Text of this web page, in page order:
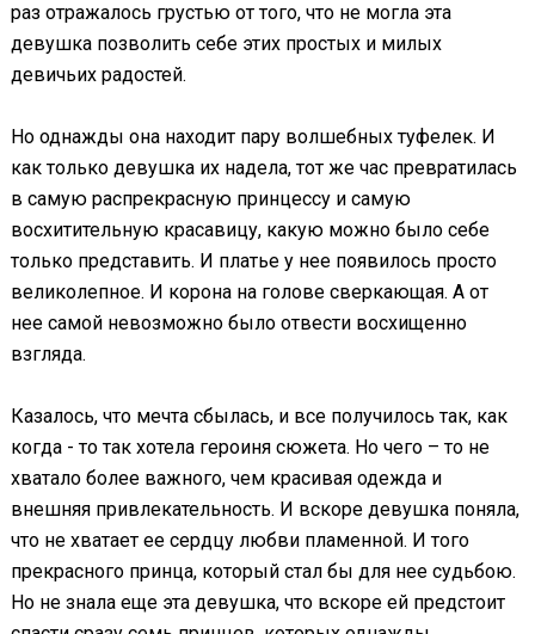
раз отражалось грустью от того, что не могла эта
девушка позволить себе этих простых и милых
девичьих радостей.
Но однажды она находит пару волшебных туфелек. И
как только девушка их надела, тот же час превратилась
в самую распрекрасную принцессу и самую
восхитительную красавицу, какую можно было себе
только представить. И платье у нее появилось просто
великолепное. И корона на голове сверкающая. А от
нее самой невозможно было отвести восхищенно
взгляда.
Казалось, что мечта сбылась, и все получилось так, как
когда - то так хотела героиня сюжета. Но чего – то не
хватало более важного, чем красивая одежда и
внешняя привлекательность. И вскоре девушка поняла,
что не хватает ее сердцу любви пламенной. И того
прекрасного принца, который стал бы для нее судьбою.
Но не знала еще эта девушка, что вскоре ей предстоит